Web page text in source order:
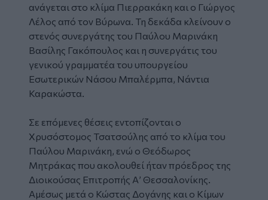
ανάγεται στο κλίμα Πιερρακάκη και ο Γιώργος
Λέλος από τον Βύρωνα. Τη δεκάδα κλείνουν ο
στενός συνεργάτης του Παύλου Μαρινάκη
Βασίλης Γακόπουλος και η συνεργάτις του
γενικού γραμματέα του υπουργείου
Εσωτερικών Νάσου Μπαλέρμπα, Νάντια
Καρακώστα.
Σε επόμενες θέσεις εντοπίζονται ο
Χρυσόστομος Τσατσούλης από το κλίμα του
Παύλου Μαρινάκη, ενώ ο Θεόδωρος
Μητράκας που ακολουθεί ήταν πρόεδρος της
Διοικούσας Επιτροπής Α’ Θεσσαλονίκης.
Αμέσως μετά ο Κώστας Δογάνης και ο Κίμων